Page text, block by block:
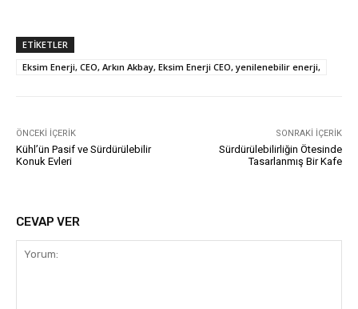
ETIKETLER
Eksim Enerji, CEO, Arkın Akbay, Eksim Enerji CEO, yenilenebilir enerji,
ÖNCEKI İÇERIK
Kühl’ün Pasif ve Sürdürülebilir
Konuk Evleri
SONRAKI İÇERIK
Sürdürülebilirliğin Ötesinde
Tasarlanmış Bir Kafe
CEVAP VER